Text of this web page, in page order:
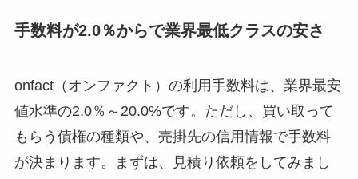
手数料が2.0％からで業界最低クラスの安さ
onfact（オンファクト）の利用手数料は、業界最安
値水準の2.0％～20.0%です。ただし、買い取って
もらう債権の種類や、売掛先の信用情報で手数料
が決まります。まずは、見積り依頼をしてみまし